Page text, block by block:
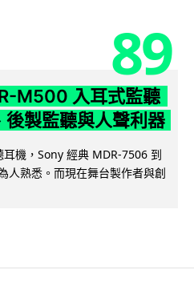
89
M500 入耳式監聽
製監聽與人聲利器
機，Sony 經典 MDR-7506 到
人熟悉。而現在舞台製作者與創